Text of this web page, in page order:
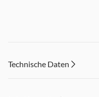
Technische Daten